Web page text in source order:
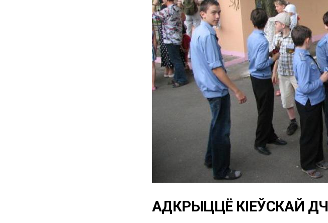
АДКРЫЦЦЁ КІЕЎСКАЙ ДЧ